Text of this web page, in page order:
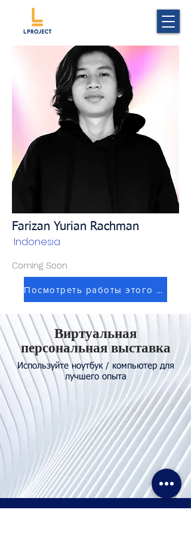
Farizan Yurian Rachman
Indonesia
Coming Soon
Посмотреть работы этого художника
Виртуальная
персональная выставка
Используйте ноутбук / компьютер для
лучшего опыта